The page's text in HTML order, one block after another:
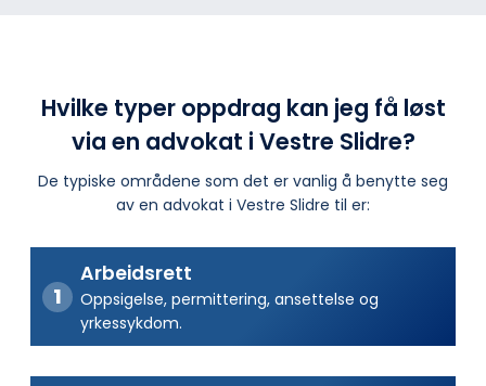
Hvilke typer oppdrag kan jeg få løst
via en advokat i Vestre Slidre?
De typiske områdene som det er vanlig å benytte seg
av en advokat i Vestre Slidre til er:
Arbeidsrett
Oppsigelse, permittering, ansettelse og
yrkessykdom.